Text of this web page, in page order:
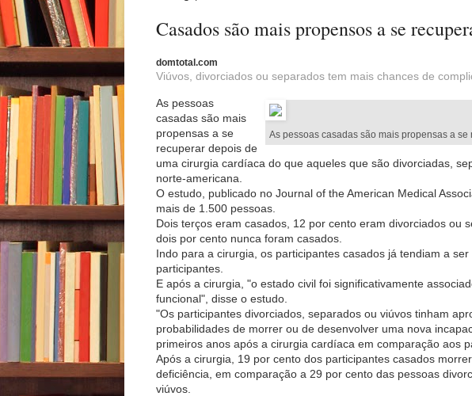
Casados são mais propensos a se
domtotal.com
Viúvos, divorciados ou separados tem mais chances de
As pessoas casadas são mais propensas a
As pessoas
casadas são mais
propensas a se
recuperar depois de
uma cirurgia cardíaca do que aqueles que são divorciadas,
norte-americana.
O estudo, publicado no Journal of the American Medical
mais de 1.500 pessoas.
Dois terços eram casados, 12 por cento eram divorciados ou
dois por cento nunca foram casados.
Indo para a cirurgia, os participantes casados já tendiam a
participantes.
E após a cirurgia, "o estado civil foi significativamente
funcional", disse o estudo.
"Os participantes divorciados, separados ou viúvos tinham
probabilidades de morrer ou de desenvolver uma nova
primeiros anos após a cirurgia cardíaca em comparação aos
Após a cirurgia, 19 por cento dos participantes casados
deficiência, em comparação a 29 por cento das pessoas
viúvos.